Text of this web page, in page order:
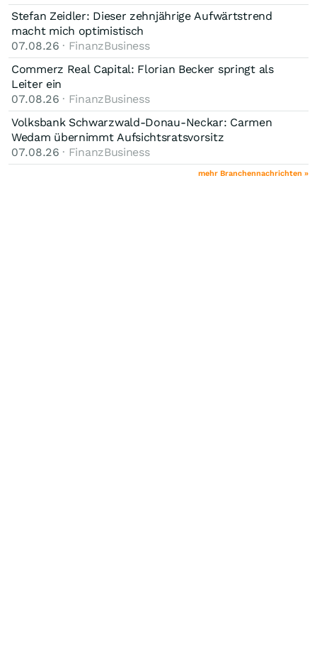
Stefan Zeidler: Dieser zehnjährige Aufwärtstrend
macht mich optimistisch
07.08.26 · FinanzBusiness
Commerz Real Capital: Florian Becker springt als
Leiter ein
07.08.26 · FinanzBusiness
Volksbank Schwarzwald-Donau-Neckar: Carmen
Wedam übernimmt Aufsichtsratsvorsitz
07.08.26 · FinanzBusiness
mehr Branchennachrichten »